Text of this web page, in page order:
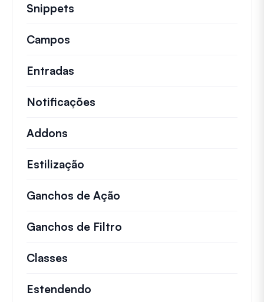
Snippets
Campos
Entradas
Notificações
Addons
Estilização
Ganchos de Ação
Ganchos de Filtro
Classes
Estendendo